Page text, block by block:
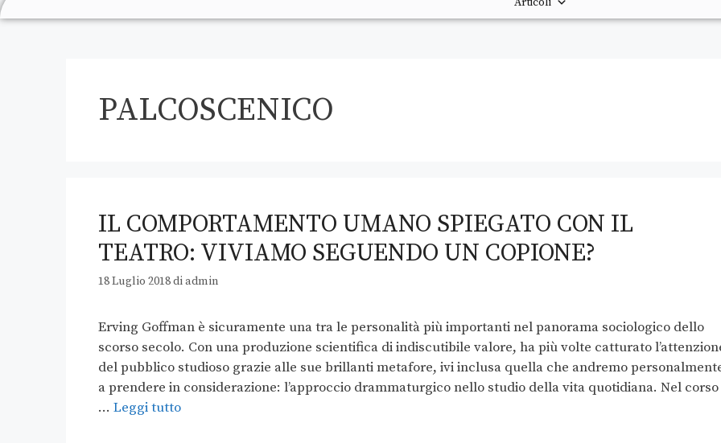
PALCOSCENICO
IL COMPORTAMENTO UMANO SPIEGATO CON IL
TEATRO: VIVIAMO SEGUENDO UN COPIONE?
18 Luglio 2018diadmin
Erving Goffman è sicuramente una tra le personalità più importanti nel panorama sociologico dello
scorso secolo. Con una produzione scientifica di indiscutibile valore, ha più volte catturato
del pubblico studioso grazie alle sue brillanti metafore, ivi inclusa quella che andremo
a prendere in considerazione: l’approccio drammaturgico nello studio della vita quotidiana. Nel corso
… Leggi tutto